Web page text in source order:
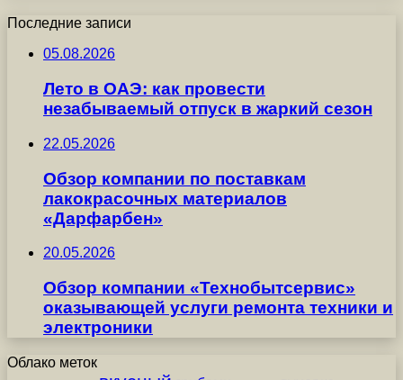
Последние записи
05.08.2026
Лето в ОАЭ: как провести
незабываемый отпуск в жаркий сезон
22.05.2026
Обзор компании по поставкам
лакокрасочных материалов
«Дарфарбен»
20.05.2026
Обзор компании «Технобытсервис»
оказывающей услуги ремонта техники и
электроники
Облако меток